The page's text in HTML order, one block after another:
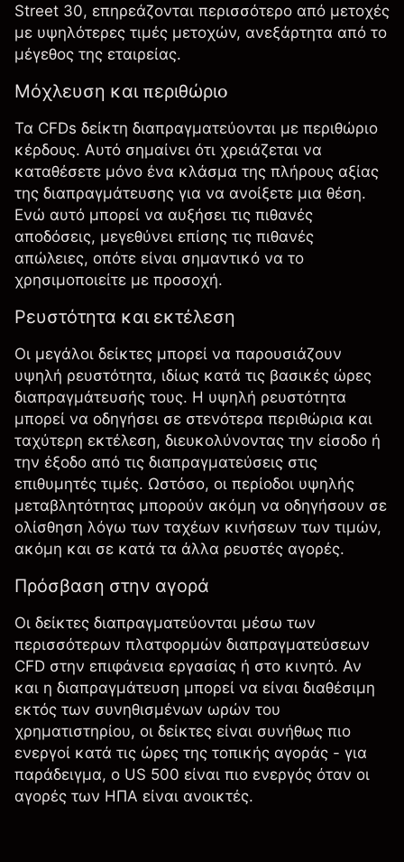
Street 30, επηρεάζονται περισσότερο από μετοχές
με υψηλότερες τιμές μετοχών, ανεξάρτητα από το
μέγεθος της εταιρείας.
Μόχλευση και περιθώριo
Τα CFDs δείκτη διαπραγματεύονται με περιθώριο
κέρδους. Αυτό σημαίνει ότι χρειάζεται να
καταθέσετε μόνο ένα κλάσμα της πλήρους αξίας
της διαπραγμάτευσης για να ανοίξετε μια θέση.
Ενώ αυτό μπορεί να αυξήσει τις πιθανές
αποδόσεις, μεγεθύνει επίσης τις πιθανές
απώλειες, οπότε είναι σημαντικό να το
χρησιμοποιείτε με προσοχή.
Ρευστότητα και εκτέλεση
Οι μεγάλοι δείκτες μπορεί να παρουσιάζουν
υψηλή ρευστότητα, ιδίως κατά τις βασικές ώρες
διαπραγμάτευσής τους. Η υψηλή ρευστότητα
μπορεί να οδηγήσει σε στενότερα περιθώρια και
ταχύτερη εκτέλεση, διευκολύνοντας την είσοδο ή
την έξοδο από τις διαπραγματεύσεις στις
επιθυμητές τιμές. Ωστόσο, οι περίοδοι υψηλής
μεταβλητότητας μπορούν ακόμη να οδηγήσουν σε
ολίσθηση λόγω των ταχέων κινήσεων των τιμών,
ακόμη και σε κατά τα άλλα ρευστές αγορές.
Πρόσβαση στην αγορά
Οι δείκτες διαπραγματεύονται μέσω των
περισσότερων πλατφορμών διαπραγματεύσεων
CFD στην επιφάνεια εργασίας ή στο κινητό. Αν
και η διαπραγμάτευση μπορεί να είναι διαθέσιμη
εκτός των συνηθισμένων ωρών του
χρηματιστηρίου, οι δείκτες είναι συνήθως πιο
ενεργοί κατά τις ώρες της τοπικής αγοράς - για
παράδειγμα, ο US 500 είναι πιο ενεργός όταν οι
αγορές των ΗΠΑ είναι ανοικτές.